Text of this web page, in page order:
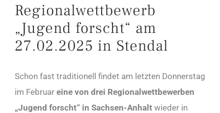
Regionalwettbewerb
„Jugend forscht“ am
27.02.2025 in Stendal
Schon fast traditionell findet am letzten Donnerstag
im Februar eine von drei Regionalwettbewerben
„Jugend forscht“ in Sachsen-Anhalt wieder in